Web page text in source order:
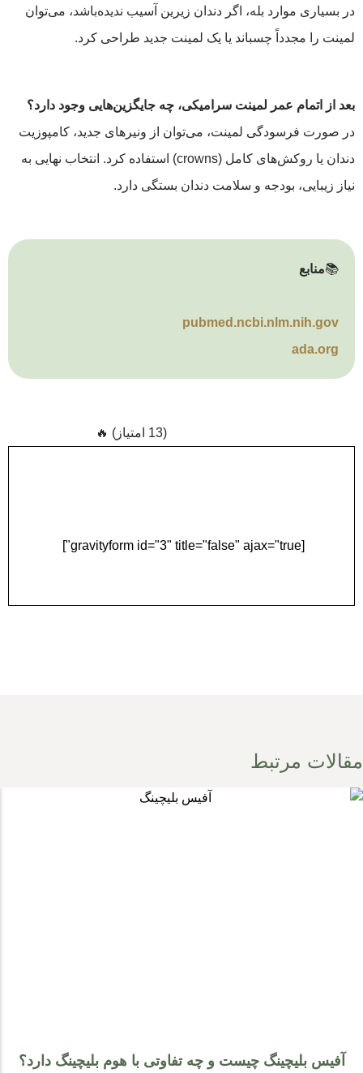
در بسیاری موارد بله، اگر دندان زیرین آسیب ندیده‌باشد، می‌توان
لمینت را مجدداً چسباند یا یک لمینت جدید طراحی کرد.
بعد از اتمام عمر لمینت سرامیکی، چه جایگزین‌هایی وجود دارد؟
در صورت فرسودگی لمینت، می‌توان از ونیرهای جدید، کامپوزیت
دندان یا روکش‌های کامل (crowns) استفاده کرد. انتخاب نهایی به
نیاز زیبایی، بودجه و سلامت دندان بستگی دارد.
📚منابع
pubmed.ncbi.nlm.nih.gov
ada.org
(13 امتیاز) 🔥
[gravityform id="3" title="false" ajax="true"]
مقالات مرتبط
آفیس بلیچینگ چیست و چه تفاوتی با هوم بلیچینگ دارد؟